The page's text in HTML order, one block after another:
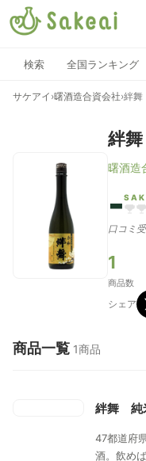
検索 全国ランキング
サケアイ ›曙酒造合資会社›絆舞
絆舞
曙酒造
-
口コミ
1
商品数
シェア
商品一覧 1商品
絆舞 純
47都道府
酒。飲め